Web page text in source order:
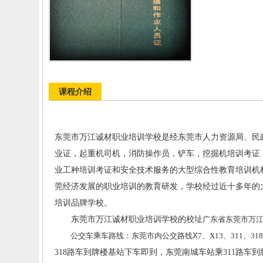
课程介绍
东莞市万江诚材职业培训学校是经东莞市人力资源局、
业证，起重机司机，消防操作员，铲车，挖掘机培训考
业工种培训考证和安全技术服务的大型综合性教育培训机
莞经济发展的职业培训的教育研发，学校经过近十多年
培训品牌学校。
东莞市万江诚材职业培训学校的校址广东省东莞市万
公交车乘车路线：东莞市内公交路线X7、 X13、 311、 318
318路车到牌楼基站下车即到，东莞南城车站乘311路车